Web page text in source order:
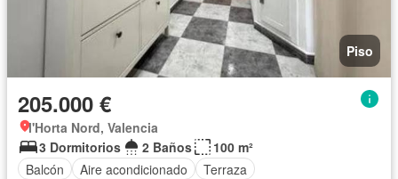
Piso
205.000 €
l'Horta Nord, Valencia
3 Dormitorios
2 Baños
100 m²
Balcón
Aire acondicionado Terraza